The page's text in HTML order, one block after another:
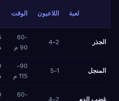
لعبة اللاعبون الوقت
الجذر 2–4
60-
90 م
المنجل 1–5
90–
115 م
غضب الدم 2–4
60-